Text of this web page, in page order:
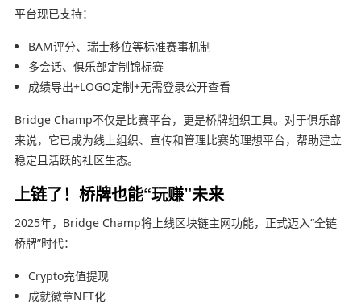
平台现已支持：
BAM评分、瑞士移位等标准赛事机制
多会话、俱乐部定制锦标赛
成绩导出+LOGO定制+无需登录公开查看
Bridge Champ不仅是比赛平台，更是桥牌组织工具。对于俱乐部
来说，它已成为线上组织、宣传和管理比赛的理想平台，帮助建立
稳定且活跃的社区生态。
上链了！桥牌也能“玩赚”未来
2025年，Bridge Champ将上线区块链主网功能，正式迈入“全链
桥牌”时代：
Crypto充值提现
成就徽章NFT化